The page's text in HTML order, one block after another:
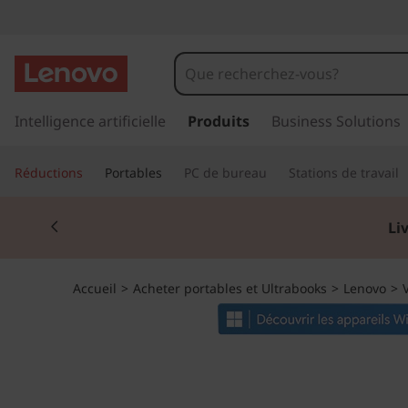
e
n
o
v
a
e
Intelligence artificielle Produits Business Solutions
Réductions Portables PC de bureau Stations de travail
Accueil > Acheter portables et Ultrabooks > Lenovo >